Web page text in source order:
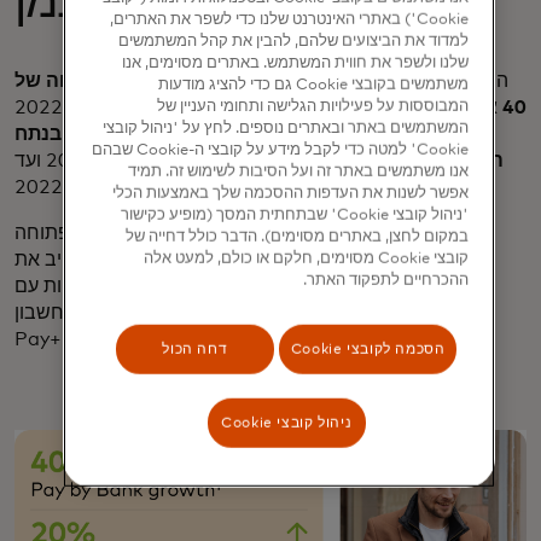
הודות לשותפות הבנקאות הפתוחה, בנק טסקו ראה
צמיחה של
40 אחוזים בנפח*
בתכונת התשלום לפי בנק בין ספטמבר 2022
לאוגוסט 2023, תואמת
צמיחה של 20 אחוזים בנתח
התשלומים*
מהשקתו הראשונית בחלק האחרון של 2020 ועד
אמצע 2022.
זה מראה שצרכנים מאמצים בקלות פתרונות בנקאות פתוחה
בקצב הולך וגובר. וזו הסיבה שבנק טסקו החליט להרחיב את
השותפות עם Mastercard Open Banking כך שתכלול
תשלומי טעינה חלקים עבור חשבון Tesco Bank Clubcard
Pay+ & Top-Up Instant Savings.
Cookie') באתרי האינטרנט שלנו כדי לשפר את האתרים,
למדוד את הביצועים שלהם, להבין את קהל המשתמשים
שלנו ולשפר את חווית המשתמש. באתרים מסוימים, אנו
משתמשים בקובצי Cookie גם כדי להציג מודעות
המבוססות על פעילויות הגלישה ותחומי העניין של
המשתמשים באתר ובאתרים נוספים. לחץ על 'ניהול קובצי
Cookie' למטה כדי לקבל מידע על קובצי ה-Cookie שבהם
אנו משתמשים באתר זה ועל הסיבות לשימוש זה. תמיד
אפשר לשנות את העדפות ההסכמה שלך באמצעות הכלי
'ניהול קובצי Cookie' שבתחתית המסך (מופיע כקישור
במקום לחצן, באתרים מסוימים). הדבר כולל דחייה של
קובצי Cookie מסוימים, חלקם או כולם, למעט אלה
ההכרחיים לתפקוד האתר.
הסכמה לקובצי Cookie דחה הכול
ניהול קובצי Cookie